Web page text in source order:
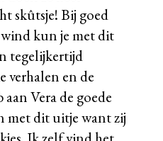
skûtsje! Bij goed
kun je met dit
tegelijkertijd
verhalen en de
Vera de goede
met dit uitje want zij